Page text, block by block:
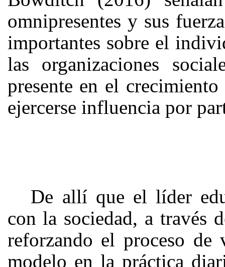
omnipresentes y sus
importantes sobre el
las organizaciones
presente en el
ejercerse influencia por
De allí que el líder
con la sociedad, a través
reforzando el proceso de
modelo en la práctica